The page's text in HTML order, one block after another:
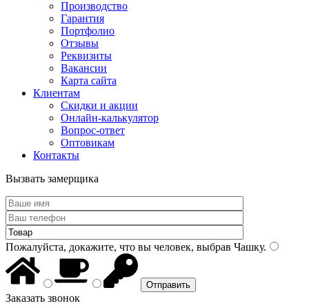
Производство
Гарантия
Портфолио
Отзывы
Реквизиты
Вакансии
Карта сайта
Клиентам
Скидки и акции
Онлайн-калькулятор
Вопрос-ответ
Оптовикам
Контакты
Вызвать замерщика
Пожалуйста, докажите, что вы человек, выбрав Чашку.
Заказать звонок